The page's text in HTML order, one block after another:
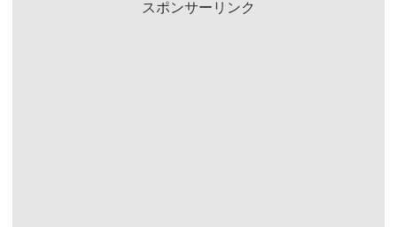
スポンサーリンク